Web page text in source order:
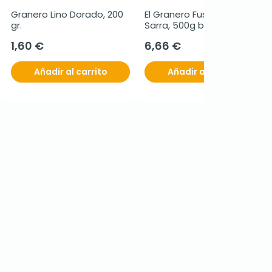
Granero Lino Dorado, 200
gr.
1,60 €
Añadir al carrito
El Granero Fusilli Trigo
Sarra, 500g bio sin gluten
6,66 €
Añadir al carrito